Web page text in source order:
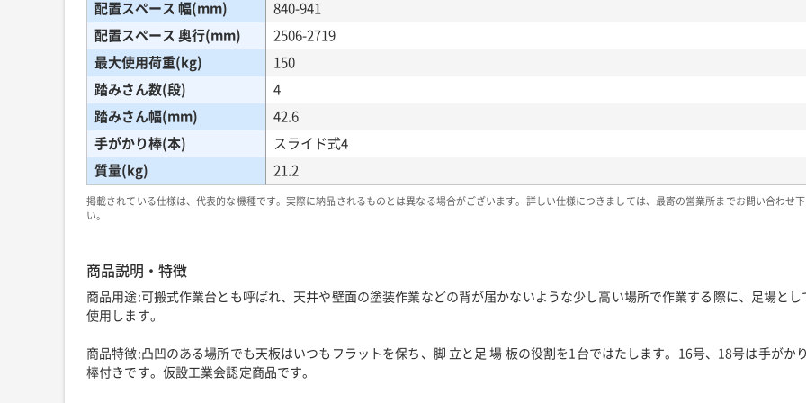
配置スペース 幅(mm)
840-941
配置スペース 奥行(mm)
2506-2719
最大使用荷重(kg)
150
踏みさん数(段)
4
踏みさん幅(mm)
42.6
手がかり棒(本)
スライド式4
質量(kg)
21.2
掲載されている仕様は、代表的な機種です。実際に納品されるものとは異なる場合がございます。詳しい仕様につきましては、最寄の営業所までお問い合わせ下
い。
商品説明・特徴
商品用途:可搬式作業台とも呼ばれ、天井や壁面の塗装作業などの背が届かないような少し高い場所で作業する際に、足場とし
使用します。
商品特徴:凸凹のある場所でも天板はいつもフラットを保ち、脚 立と足 場 板の役割を1台ではたします。16号、18号は手がかり
棒付きです。仮設工業会認定商品です。